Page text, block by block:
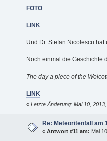
FOTO
LINK
Und Dr. Stefan Nicolescu
Noch einmal die Geschichte
The day a piece of the
LINK
« Letzte Änderung: Mai 10,
Re: Meteoritenfall am
« Antwort #11 am: Mai